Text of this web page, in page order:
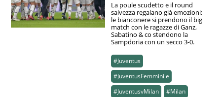
La poule scudetto e il round
salvezza regalano già emozioni:
le bianconere si prendono il big
match con le ragazze di Ganz,
Sabatino & co stendono la
Sampdoria con un secco 3-0.
#Juventus
#JuventusFemminile
#JuventusvMilan
#Milan